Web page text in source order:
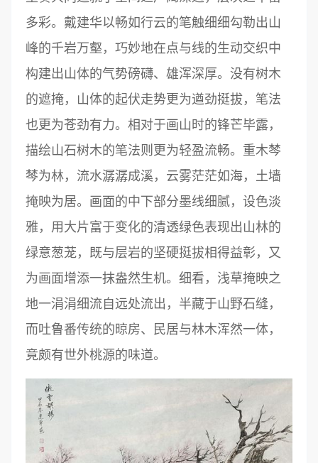
多彩。戴建华以畅如行云的笔触细细勾勒出山
峰的千岩万壑，巧妙地在点与线的生动交织中
构建出山体的气势磅礴、雄浑深厚。没有树木
的遮掩，山体的起伏走势更为遒劲挺拔，笔法
也更为苍劲有力。相对于画山时的锋芒毕露，
描绘山石树木的笔法则更为轻盈流畅。重木棽
棽为林，流水潺潺成溪，云雾茫茫如海，土墙
掩映为居。画面的中下部分墨线细腻，设色淡
雅，用大片富于变化的清透绿色表现出山林的
绿意葱茏，既与层岩的坚硬挺拔相得益彰，又
为画面增添一抹盎然生机。细看，浅草掩映之
地一涓涓细流自远处流出，半藏于山野石缝，
而吐鲁番传统的晾房、民居与林木浑然一体，
竟颇有世外桃源的味道。